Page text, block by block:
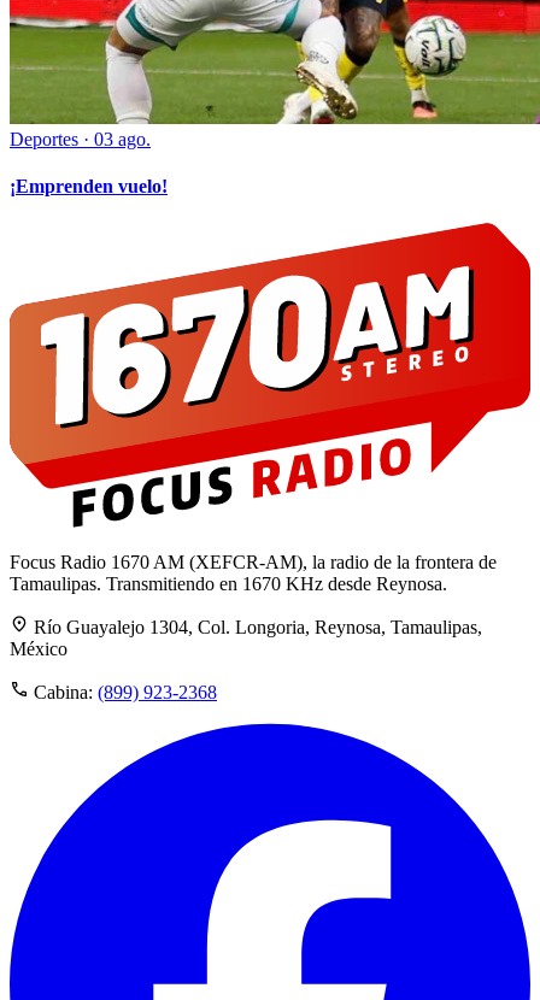
Deportes · 03 ago.
¡Emprenden vuelo!
Focus Radio 1670 AM (XEFCR-AM), la radio de la frontera de
Tamaulipas. Transmitiendo en 1670 KHz desde Reynosa.
Río Guayalejo 1304, Col. Longoria, Reynosa, Tamaulipas,
México
Cabina: (899) 923-2368